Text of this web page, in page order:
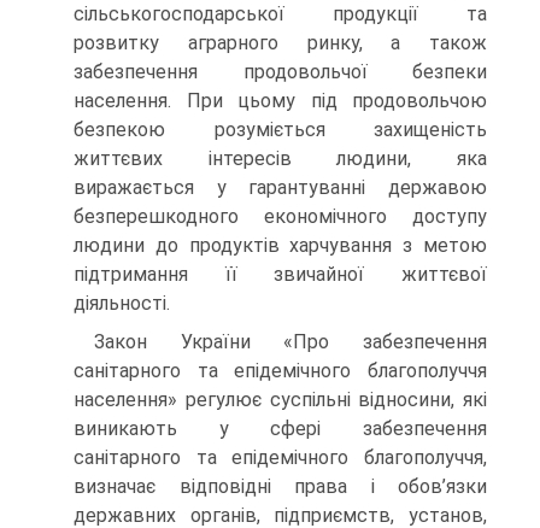
сільськогосподарської продукції та
розвитку аграрного ринку, а також
забезпечення продовольчої безпеки
населення. При цьому під продовольчою
безпекою розуміється захищеність
життєвих інтересів людини, яка
виражається у гарантуванні державою
безперешкодного економічного доступу
людини до продуктів харчування з метою
підтримання її звичайної життєвої
діяльності.
Закон України «Про забезпечення
санітарного та епідемічного благополуччя
населення» регулює суспільні відносини, які
виникають у сфері забезпечення
санітарного та епідемічного благополуччя,
визначає відповідні права і обов’язки
державних органів, підприємств, установ,